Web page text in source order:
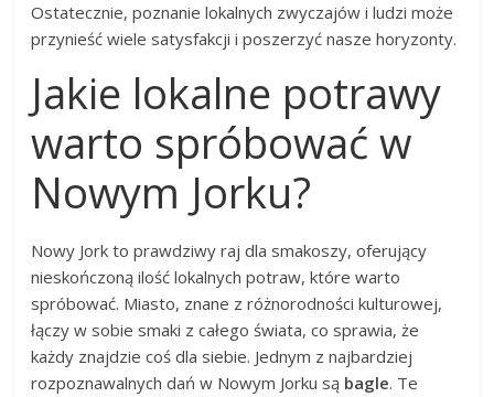
Ostatecznie, poznanie lokalnych zwyczajów i ludzi może
przynieść wiele satysfakcji i poszerzyć nasze horyzonty.
Jakie lokalne potrawy
warto spróbować w
Nowym Jorku?
Nowy Jork to prawdziwy raj dla smakoszy, oferujący
nieskończoną ilość lokalnych potraw, które warto
spróbować. Miasto, znane z różnorodności kulturowej,
łączy w sobie smaki z całego świata, co sprawia, że
każdy znajdzie coś dla siebie. Jednym z najbardziej
rozpoznawalnych dań w Nowym Jorku są bagle. Te